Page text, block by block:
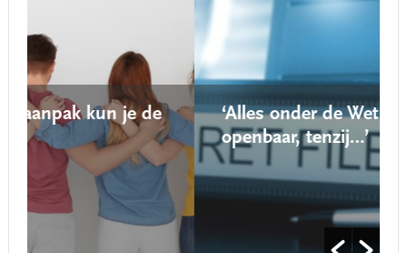
‘Alles onder de Wet open overheid is
openbaar, tenzij…’